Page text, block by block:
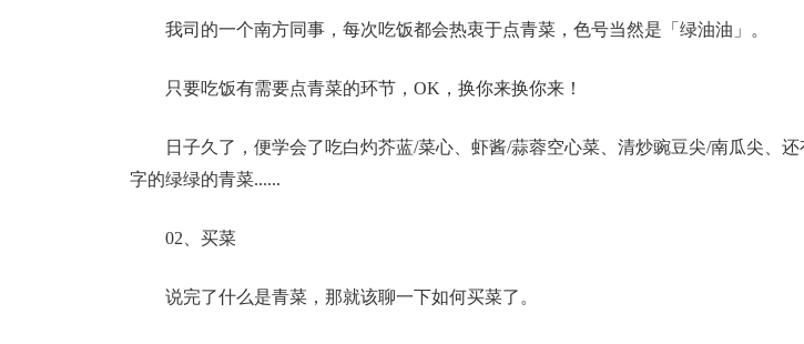
我司的一个南方同事，每次吃饭都会热衷于点青菜，色号当然是 「绿油油」。
只要吃饭有需要点青菜的环节，OK，换你来换你来！
日子久了，便学会了吃白灼芥蓝/菜心、虾酱/蒜蓉空心菜、清炒豌豆尖/南瓜尖 、
字的绿绿的青菜......
02、买菜
说完了什么是青菜，那就该聊一下如何买菜了。